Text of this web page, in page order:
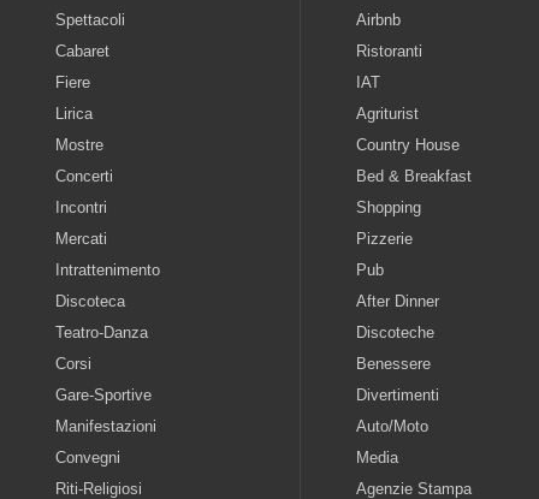
Spettacoli
Cabaret
Fiere
Lirica
Mostre
Concerti
Incontri
Mercati
Intrattenimento
Discoteca
Teatro-Danza
Corsi
Gare-Sportive
Manifestazioni
Convegni
Riti-Religiosi
Airbnb
Ristoranti
IAT
Agriturist
Country House
Bed & Breakfast
Shopping
Pizzerie
Pub
After Dinner
Discoteche
Benessere
Divertimenti
Auto/Moto
Media
Agenzie Stampa